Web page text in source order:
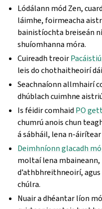
Lódálann mód Zen,
láimhe, foirmeacha
bainistíochta breiseán
shuíomhanna móra.
Cuireadh treoir
leis do chothaitheoirí
Seachnaíonn allmhairí
dhúblach cuimhne
Is féidir comhaid PO
chumrú anois chun
á sábháil, lena n-
Deimhníonn glacadh
moltaí lena mbaineann,
d’athbhreithneoirí,
chúlra.
Nuair a dhéantar líon